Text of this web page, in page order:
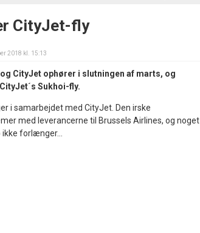
CityJet-fly
2018 kl. 15:13
CityJet ophører i slutningen af marts, og
Sukhoi-fly.
i samarbejdet med CityJet. Den irske
med leverancerne til Brussels Airlines, og noget
forlænger...